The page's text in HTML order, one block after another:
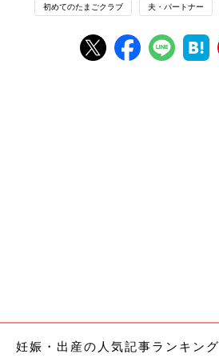
初めてのたまごクラブ 夫・パートナー
妊娠・出産の人気記事ランキング